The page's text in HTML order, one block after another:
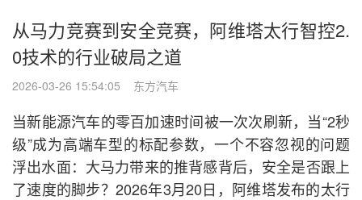
从马力竞赛到安全竞赛，阿维塔太行智控2.
0技术的行业破局之道
2026-03-26 15:54:05 东方汽车
当新能源汽车的零百加速时间被一次次刷新，当“2秒
级”成为高端车型的标配参数，一个不容忽视的问题
浮出水面：大马力带来的推背感背后，安全是否跟上
了速度的脚步？2026年3月20日，阿维塔发布的太行